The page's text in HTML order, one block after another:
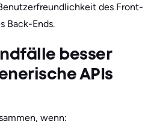
des Front-
Back-Ends.
besser
APIs
wenn: